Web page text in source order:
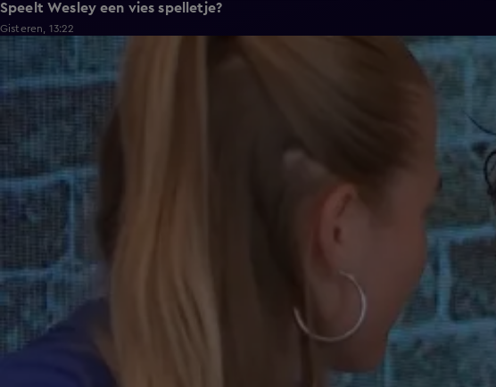
Speelt Wesley een vies spelletje?
Gisteren, 13:22